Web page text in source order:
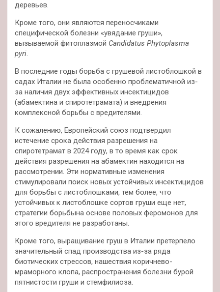
деревьев.
Кроме того, они являются переносчиками
специфической болезни «увядание груши»,
вызываемой фитоплазмой Candidatus Phytoplasma
pyri.
В последние годы борьба с грушевой листоблошкой в
садах Италии не была особенно проблематичной из-
за наличия двух эффективных инсектицидов
(абамектина и спиротетрамата) и внедрения
комплексной борьбы с вредителями.
К сожалению, Европейский союз подтвердил
истечение срока действия разрешения на
спиротетрамат в 2024 году, в то время как срок
действия разрешения на абамектин находится на
рассмотрении. Эти нормативные изменения
стимулировали поиск новых устойчивых инсектицидов
для борьбы с листоблошками, тем более, что
устойчивых к листоблошке сортов груши еще нет,
стратегии борьбына основе половых феромонов для
этого вредителя не разработаны.
Кроме того, выращивание груш в Италии претерпело
значительный спад производства из-за ряда
биотических стрессов, нашествия коричнево-
мраморного клопа, распространения болезни бурой
пятнистости груши и стемфилиоза.